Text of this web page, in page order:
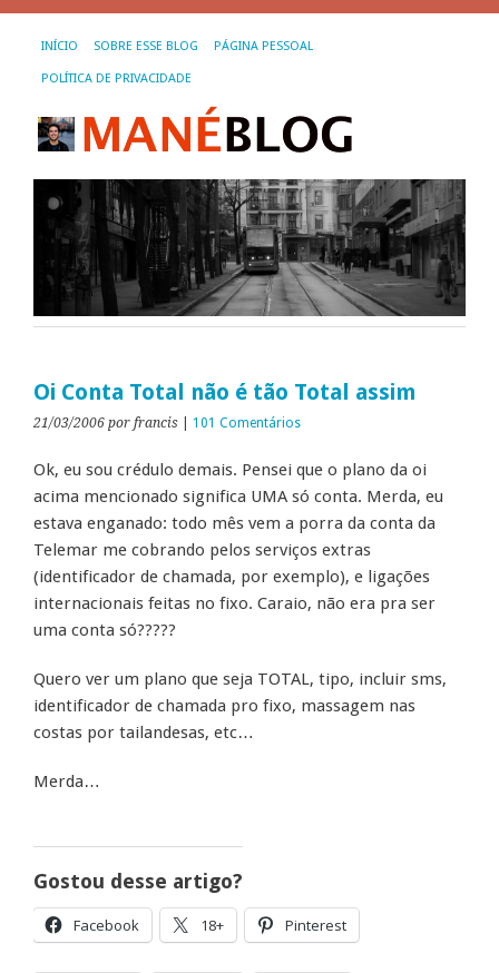
INÍCIO SOBRE ESSE BLOG PÁGINA PESSOAL
POLÍTICA DE PRIVACIDADE
Oi Conta Total não é tão Total assim
21/03/2006 por francis 101 Comentários
Ok, eu sou crédulo demais. Pensei que o plano da oi
acima mencionado significa UMA só conta. Merda, eu
estava enganado: todo mês vem a porra da conta da
Telemar me cobrando pelos serviços extras
(identificador de chamada, por exemplo), e ligações
internacionais feitas no fixo. Caraio, não era pra ser
uma conta só?????
Quero ver um plano que seja TOTAL, tipo, incluir sms,
identificador de chamada pro fixo, massagem nas
costas por tailandesas, etc…
Merda…
Gostou desse artigo?
Facebook 18+ Pinterest